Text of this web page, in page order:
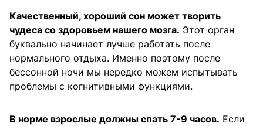
Качественный, хороший сон может творить
чудеса со здоровьем нашего мозга. Этот орган
буквально начинает лучше работать после
нормального отдыха. Именно поэтому после
бессонной ночи мы нередко можем испытывать
проблемы с когнитивными функциями.
В норме взрослые должны спать 7-9 часов. Если